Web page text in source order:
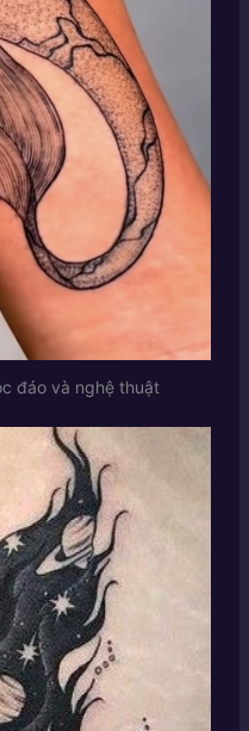
đáo và nghệ thuật